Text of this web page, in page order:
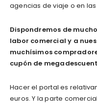
agencias de viaje o en
Dispondremos de
labor comercial y a
muchísimos
cupón de
Hacer el portal es
euros. Y la parte